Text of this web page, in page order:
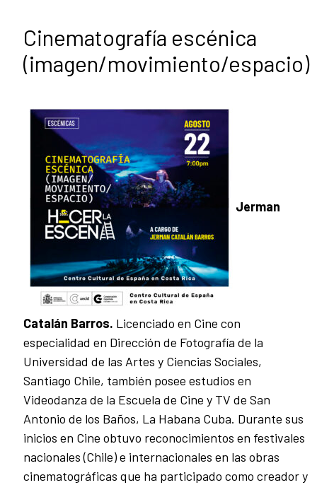
Cinematografía escénica
(imagen/movimiento/espacio)
Jerman
Catalán Barros. Licenciado en Cine con
especialidad en Dirección de Fotografía de la
Universidad de las Artes y Ciencias Sociales,
Santiago Chile, también posee estudios en
Videodanza de la Escuela de Cine y TV de San
Antonio de los Baños, La Habana Cuba. Durante sus
inicios en Cine obtuvo reconocimientos en festivales
nacionales (Chile) e internacionales en las obras
cinematográficas que ha participado como creador y